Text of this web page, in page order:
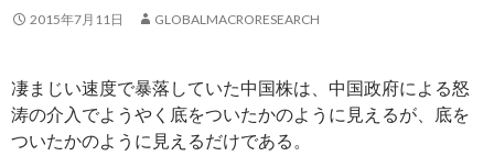
2015年7月11日 GLOBALMACRORESEARCH
凄まじい速度で暴落していた中国株は、中国政府による怒
涛の介入でようやく底をついたかのように見えるが、底を
ついたかのように見えるだけである。